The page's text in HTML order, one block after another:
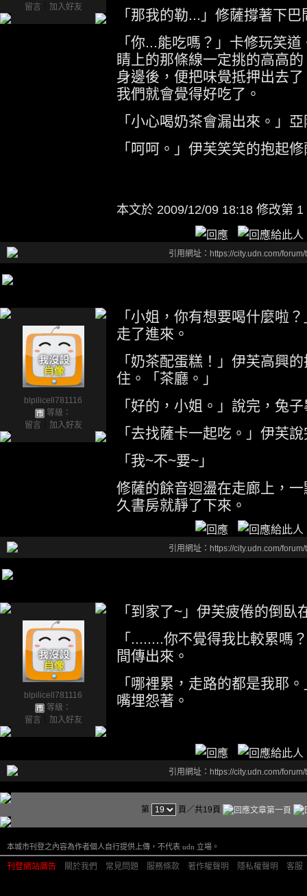
留言
加入好友
「那我的勒...」修薩撐著下巴
「你...能吃嗎？」卡修玩笑
睛上的那條線一定挑的高高
身邊後，便把味覺抵押出去
我們就會覺得好吃了。
「小心喝奶茶會漏出來。」
「呵呵。」伊芙笑笑的抱起
本文於 2009/12/09 18:18 修改第 1
引用網址：https://city.udn.com/
blpilicell781116
等級：
留言
加入好友
「小姐，你有想要喝什麼啦
走了進來。
「奶茶配蛋糕！」伊芙高興
住。「茶廳。」
「好的，小姐。」說完，兔
「去找薩卡一起吃。」伊芙
「我~不~要~」
修薩的餘音迴盪在走廊上，
久書房就靜了下來。
引用網址：https://city.udn.com/
blpilicell781116
等級：
留言
加入好友
「到家了~」伊芙疲倦的倒臥
「........你不覺得我比較累嗎
間傳出來。
「哪裡累，走路的都是我耶
嘴埋怨著。
引用網址：https://city.udn.com/
第 頁／共19頁
本城市刊登之內容為作者個人自行提供上傳，不代表 udn 立場。
刊登網站廣告 關於我們 常見問題 服務條款 著作權聲明 隱私權聲明 客服